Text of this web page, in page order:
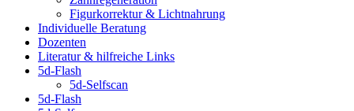
Figurkorrektur & Lichtnahrung
Individuelle Beratung
Dozenten
Literatur & hilfreiche Links
5d-Flash
5d-Selfscan
5d-Flash